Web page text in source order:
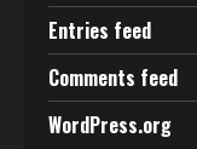
Entries feed
Comments feed
WordPress.org